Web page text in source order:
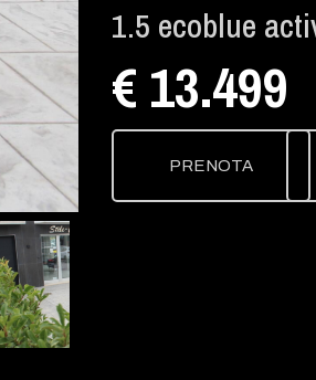
1.5 ecoblue
€ 13.499
PRENOTA